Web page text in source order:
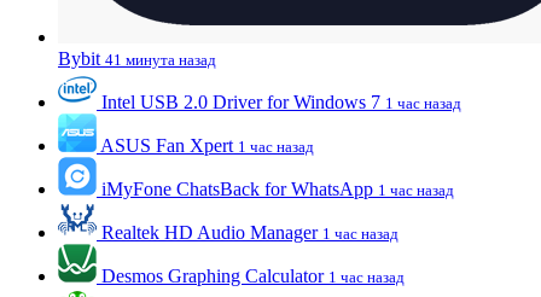
Bybit 41 минута назад
Intel USB 2.0 Driver for Windows 7 1 час назад
ASUS Fan Xpert 1 час назад
iMyFone ChatsBack for WhatsApp 1 час назад
Realtek HD Audio Manager 1 час назад
Desmos Graphing Calculator 1 час назад